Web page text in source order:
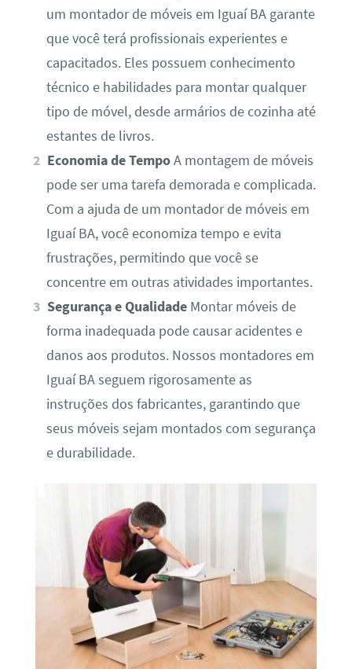
um montador de móveis em Iguaí BA garante
que você terá profissionais experientes e
capacitados. Eles possuem conhecimento
técnico e habilidades para montar qualquer
tipo de móvel, desde armários de cozinha até
estantes de livros.
Economia de TempoA montagem de móveis
pode ser uma tarefa demorada e complicada.
Com a ajuda de um montador de móveis em
Iguaí BA, você economiza tempo e evita
frustrações, permitindo que você se
concentre em outras atividades importantes.
Segurança e Qualidade Montar móveis de
forma inadequada pode causar acidentes e
danos aos produtos. Nossos montadores em
Iguaí BA seguem rigorosamente as
instruções dos fabricantes, garantindo que
seus móveis sejam montados com segurança
e durabilidade.